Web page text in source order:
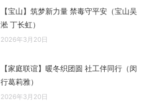
【宝山】筑梦新力量 禁毒守平安（宝山吴
淞 丁长虹）
2026年3月20日
【家庭联谊】暖冬织团圆 社工伴同行（闵
行葛莉雅）
2026年3月20日